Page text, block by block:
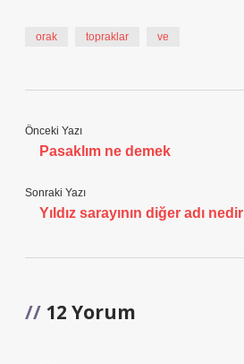
orak topraklar ve
Önceki Yazı
Pasaklım ne demek
Sonraki Yazı
Yıldız sarayının diğer adı nedir
12 Yorum